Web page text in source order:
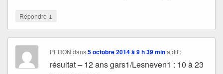
Répondre ↓
PERON dans5 octobre 2014 à 9 h 39 min a dit :
résultat – 12 ans gars1/Lesneven1 : 10 à 23